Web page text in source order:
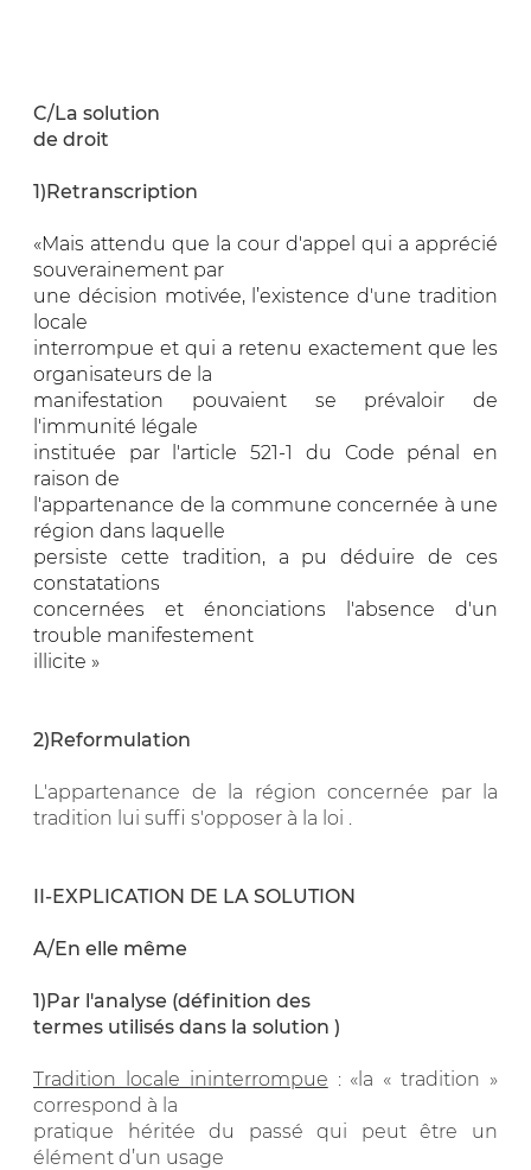
C/La solution
de droit
1)Retranscription
«Mais attendu que la cour d'appel qui a apprécié
souverainement par
une décision motivée, l’existence d'une tradition
locale
interrompue et qui a retenu exactement que les
organisateurs de la
manifestation pouvaient se prévaloir de
l'immunité légale
instituée par l'article 521-1 du Code pénal en
raison de
l'appartenance de la commune concernée à une
région dans laquelle
persiste cette tradition, a pu déduire de ces
constatations
concernées et énonciations l'absence d'un
trouble manifestement
illicite »
2)Reformulation
L'appartenance de la région concernée par la
tradition lui suffi s'opposer à la loi .
II-EXPLICATION DE LA SOLUTION
A/En elle même
1)Par l'analyse (définition des
termes utilisés dans la solution )
Tradition locale ininterrompue : «la « tradition »
correspond à la
pratique héritée du passé qui peut être un
élément d’un usage